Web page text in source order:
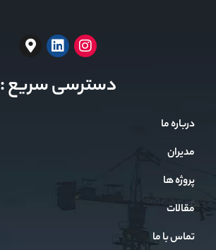
دسترسی سریع :
درباره ما
مدیران
پروژه ها
مقالات
تماس با ما